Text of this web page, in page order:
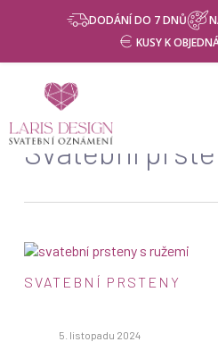
contentProducts
search
DODÁNÍ DO 7 DNŮ
KUSY K
Category
Svatební
Svatební
modely
SVATEBNÍ PRSTENY
5. listopadu 2024